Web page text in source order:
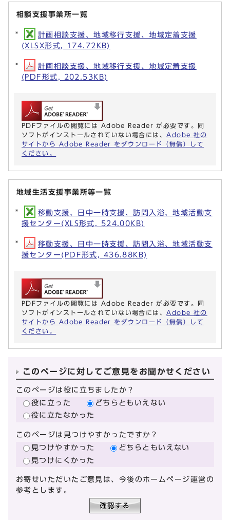
相談支援事業所一覧
計画相談支援、地域移行支援、地域定着支援
(XLSX形式, 174.72KB)
計画相談支援、地域移行支援、地域定着支援
(PDF形式, 202.53KB)
PDFファイルの閲覧には Adobe Reader が必要です。同
ソフトがインストールされていない場合には、 Adobe 社の
サイトから Adobe Reader をダウンロード（無償）して
ください。
地域生活支援事業所等一覧
移動支援、日中一時支援、訪問入浴、地域活動支
援センター(XLS形式, 524.00KB)
移動支援、日中一時支援、訪問入浴、地域活動支
援センター(PDF形式, 436.88KB)
PDFファイルの閲覧には Adobe Reader が必要です。同
ソフトがインストールされていない場合には、 Adobe 社の
サイトから Adobe Reader をダウンロード（無償）して
ください。
このページに対してご意見をお聞かせください
このページは役に立ちましたか？
役に立った
どちらともいえない
役に立たなかった
このページは見つけやすかったですか？
見つけやすかった
どちらともいえない
見つけにくかった
お寄せいただいたご意見は、今後のホームページ運営の
参考とします。